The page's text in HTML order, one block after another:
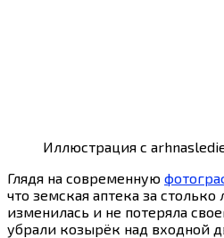
Иллюстрация с
Глядя на современную
что земская аптека за столько
изменилась и не потеряла
убрали козырёк над входной